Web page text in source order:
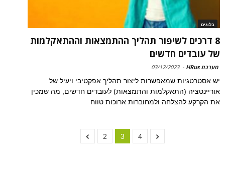
בלוגים
8 דרכים לשיפור תהליך ההתמצאות וההתאקלמות
של עובדים חדשים
מערכת HRus -
03/12/2023
יש אסטרטגיות שמאפשרות ליצור תהליך אפקטיבי ויעיל של
אוריינטציה (התאקלמות והתמצאות) לעובדים חדשים, מה שמכין
את הקרקע להצלחה ולמחוברות ארוכות טווח
2 3 4